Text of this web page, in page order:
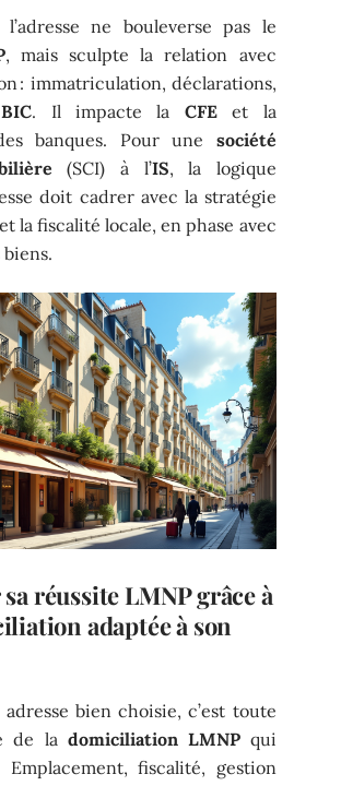
ne bouleverse pas le
, mais sculpte la relation avec
: immatriculation, déclarations,
BIC. Il impacte la CFEet la
banques. Pour une société
(SCI) à l’IS, la logique
doit cadrer avec la stratégie
la fiscalité locale, en phase avec
réussite LMNP grâce à
adaptée à son
bien choisie, c’est toute
de la domiciliation LMNPqui
fiscalité, gestion